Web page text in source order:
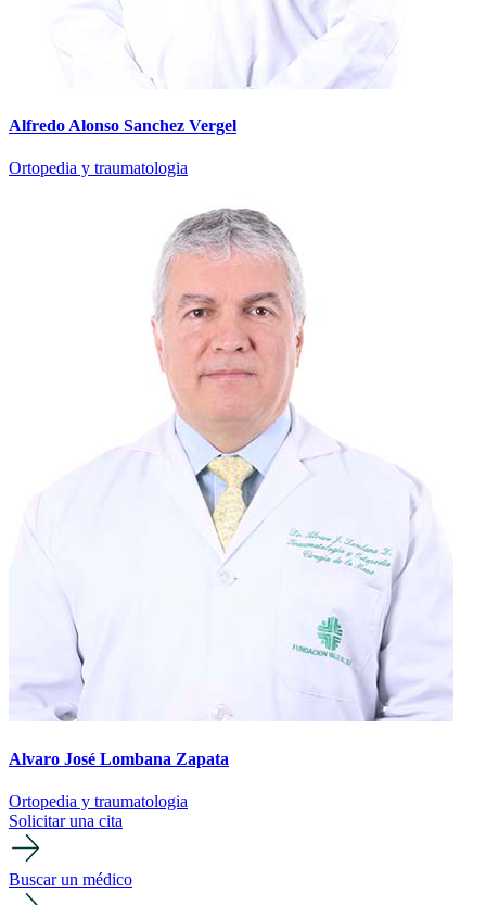
Alfredo Alonso Sanchez Vergel
Ortopedia y traumatologia
Alvaro José Lombana Zapata
Ortopedia y traumatologia
Solicitar una cita
Buscar un médico